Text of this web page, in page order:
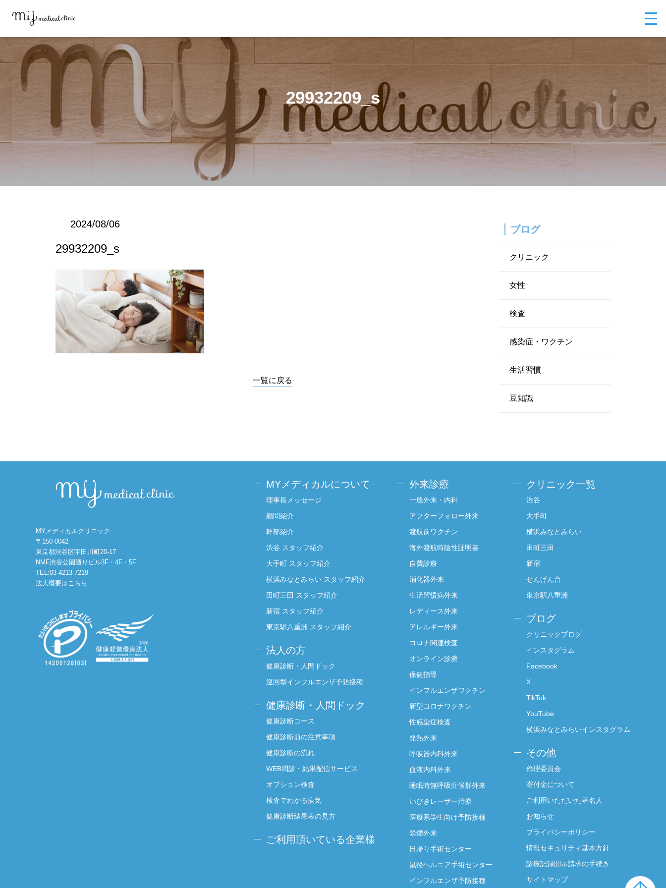
29932209_s
2024/08/06
29932209_s
一覧に戻る
ブログ
クリニック
女性
検査
感染症・ワクチン
生活習慣
豆知識
MYメディカルクリニック
〒150-0042
東京都渋谷区宇田川町20-17
NMF渋谷公園通りビル3F・4F・5F
TEL:03-4213-7219
法人概要はこちら
MYメディカルについて
理事長メッセージ
顧問紹介
幹部紹介
渋谷 スタッフ紹介
大手町 スタッフ紹介
横浜みなとみらい スタッフ紹介
田町三田 スタッフ紹介
新宿 スタッフ紹介
東京駅八重洲 スタッフ紹介
法人の方
健康診断・人間ドック
巡回型インフルエンザ予防接種
健康診断・人間ドック
健康診断コース
健康診断前の注意事項
健康診断の流れ
WEB問診・結果配信サービス
オプション検査
検査でわかる病気
健康診断結果表の見方
ご利用頂いている企業様
外来診療
一般外来・内科
アフターフォロー外来
渡航前ワクチン
海外渡航時陰性証明書
自費診療
消化器外来
生活習慣病外来
レディース外来
アレルギー外来
コロナ関連検査
オンライン診療
保健指導
インフルエンザワクチン
新型コロナワクチン
性感染症検査
発熱外来
呼吸器内科外来
血液内科外来
睡眠時無呼吸症候群外来
いびきレーザー治療
医療系学生向け予防接種
禁煙外来
日帰り手術センター
鼠径ヘルニア手術センター
インフルエンザ予防接種
クリニック一覧
渋谷
大手町
横浜みなとみらい
田町三田
新宿
せんげん台
東京駅八重洲
ブログ
クリニックブログ
インスタグラム
Facebook
X
TikTok
YouTube
横浜みなとみらいインスタグラム
その他
倫理委員会
寄付金について
ご利用いただいた著名人
お知らせ
プライバシーポリシー
情報セキュリティ基本方針
診療記録開示請求の手続き
サイトマップ